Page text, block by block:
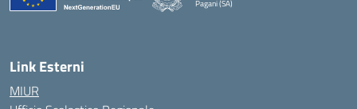
Pagani (SA)
— Visita la pagina iniziale della scuola
Link Esterni
MIUR